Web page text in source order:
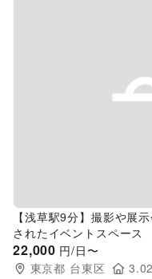
Previous slide
【浅草駅9分】撮影や展
されたイベントスペース
22,000 円/日〜
東京都 台東区